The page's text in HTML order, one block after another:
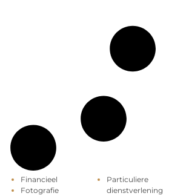
Financieel
Fotografie
Particuliere
dienstverlening